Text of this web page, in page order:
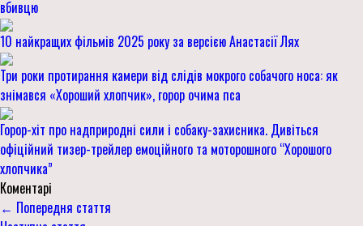
вбивцю
10 найкращих фільмів 2025 року за версією Анастасії Лях
Три роки протирання камери від слідів мокрого собачого носа: як
знімався «Хороший хлопчик», горор очима пса
Горор-хіт про надприродні сили і собаку-захисника. Дивіться
офіційний тизер-трейлер емоційного та моторошного “Хорошого
хлопчика”
Коментарі
← Попередня стаття